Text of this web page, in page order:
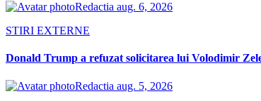
Redactia aug. 6, 2026
STIRI EXTERNE
Donald Trump a refuzat solicitarea lui Volodimir
Redactia aug. 5, 2026